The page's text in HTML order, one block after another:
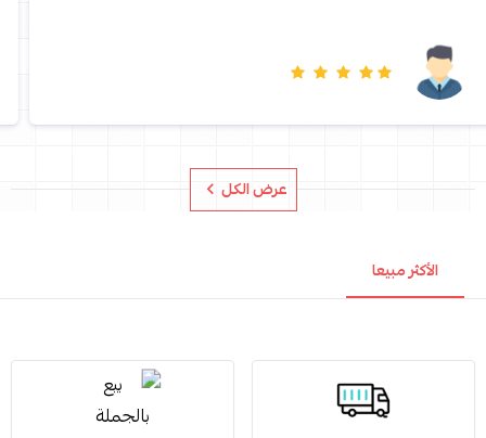
عرض الكل
الأكثر مبيعا